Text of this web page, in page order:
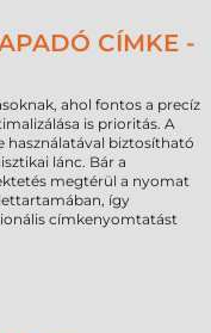
CÍMKE -
ahol fontos a precíz
is prioritás. A
használatával biztosítható
lánc. Bár a
megtérül a nyomat
így
címkenyomtatást